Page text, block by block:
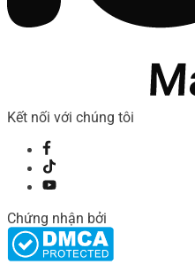
Kết nối với chúng tôi
Chứng nhận bởi